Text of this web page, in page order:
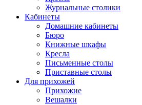
Журнальные столики
Кабинеты
Домашние кабинеты
Бюро
Книжные шкафы
Кресла
Письменные столы
Приставные столы
Для прихожей
Прихожие
Вешалки